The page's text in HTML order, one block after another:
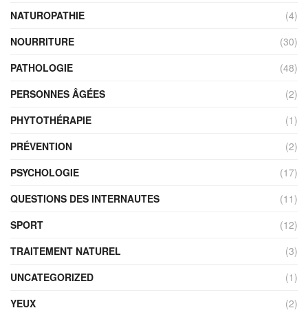
NATUROPATHIE
(4)
NOURRITURE
(30)
PATHOLOGIE
(48)
PERSONNES ÂGÉES
(2)
PHYTOTHÉRAPIE
(1)
PRÉVENTION
(2)
PSYCHOLOGIE
(17)
QUESTIONS DES INTERNAUTES
(11)
SPORT
(12)
TRAITEMENT NATUREL
(3)
UNCATEGORIZED
(1)
YEUX
(2)